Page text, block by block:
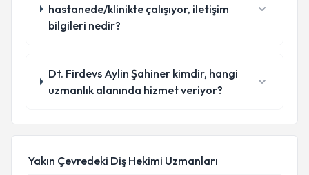
hastanede/klinikte çalışıyor, iletişim
bilgileri nedir?
Dt. Firdevs Aylin Şahiner kimdir, hangi
uzmanlık alanında hizmet veriyor?
Yakın Çevredeki Diş Hekimi Uzmanları